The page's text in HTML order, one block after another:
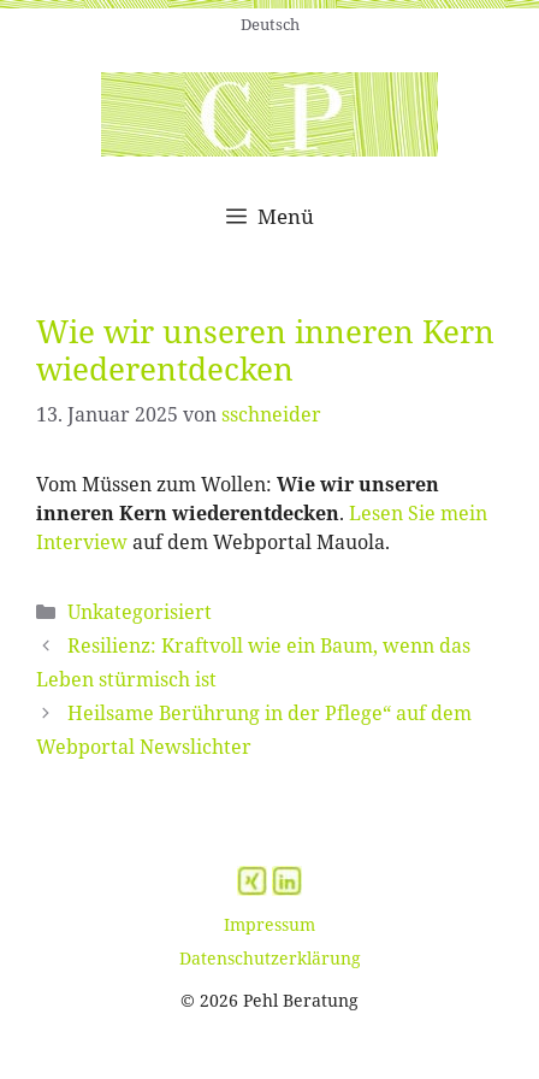
Zum
Deutsch
Menü
Wie wir unseren inneren Kern
wiederentdecken
13. Januar 2025 vonsschneider
Vom Müssen zum Wollen: Wie wir unseren
inneren Kern wiederentdecken. Lesen Sie mein
Interviewauf dem Webportal Mauola.
Kategorien
Unkategorisiert
Resilienz: Kraftvoll wie ein Baum, wenn das
Leben stürmisch ist
Heilsame Berührung in der Pflege“ auf dem
Webportal Newslichter
Impressum
Datenschutzerklärung
© 2026 Pehl Beratung